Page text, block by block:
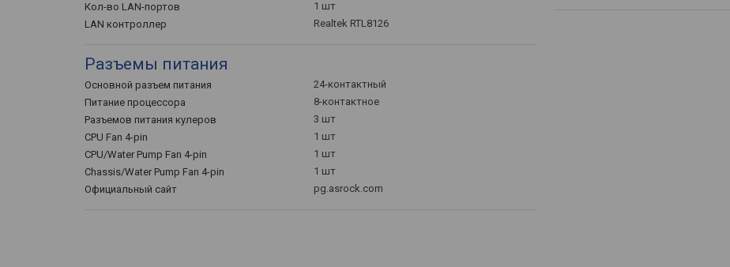
Кол-во LAN-портов
1 шт
LAN контроллер
Realtek RTL8126
Разъемы питания
Основной разъем питания
24-контактный
Питание процессора
8-контактное
Разъемов питания кулеров
3 шт
CPU Fan 4-pin
1 шт
CPU/Water Pump Fan 4-pin
1 шт
Chassis/Water Pump Fan 4-pin
1 шт
Официальный сайт
pg.asrock.com